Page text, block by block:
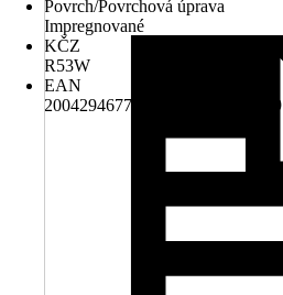
Povrch/Povrchová úprava
Impregnované
KČZ
R53W
EAN
2004294677007, 8595770800599